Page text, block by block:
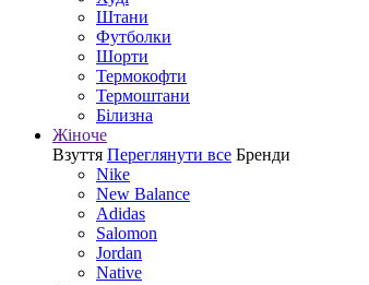
Штани
Футболки
Шорти
Термокофти
Термоштани
Білизна
Жіноче
Взуття Переглянути все Бренди
Nike
New Balance
Adidas
Salomon
Jordan
Native